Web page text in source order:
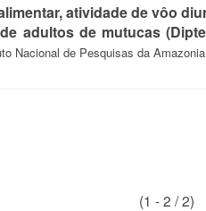
atividade de vôo
adultos de mutucas
Nacional de Pesquisas da
(1 - 2 / 2)